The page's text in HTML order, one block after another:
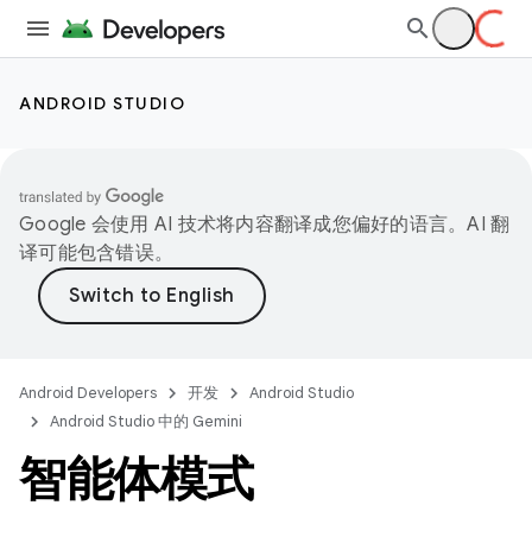
ANDROID STUDIO
Google 会使用 AI 技术将内容翻译成您偏好的语言。AI 翻
译可能包含错误。
Android Developers 开发
Android Studio
Android Studio 中的 Gemini
智能体模式